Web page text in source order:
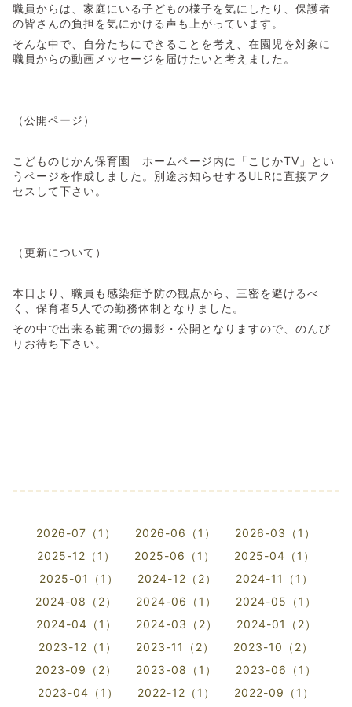
職員からは、家庭にいる子どもの様子を気にしたり、保護者
の皆さんの負担を気にかける声も上がっています。
そんな中で、自分たちにできることを考え、在園児を対象に
職員からの動画メッセージを届けたいと考えました。
（公開ページ）
こどものじかん保育園 ホームページ内に「こじかTV」とい
うページを作成しました。別途お知らせするULRに直接アク
セスして下さい。
（更新について）
本日より、職員も感染症予防の観点から、三密を避けるべ
く、保育者5人での勤務体制となりました。
その中で出来る範囲での撮影・公開となりますので、のんび
りお待ち下さい。
2026-07（1） 2026-06（1）
2026-03（1）
2025-12（1）
2025-06（1）
2025-04（1）
2025-01（1）
2024-12（2）
2024-11（1）
2024-08（2）
2024-06（1）
2024-05（1）
2024-04（1）
2024-03（2）
2024-01（2）
2023-12（1）
2023-11（2）
2023-10（2）
2023-09（2）
2023-08（1）
2023-06（1）
2023-04（1）
2022-12（1）
2022-09（1）